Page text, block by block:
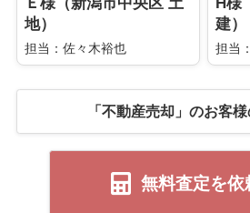
地）
担当：佐々木裕也
建）
担当
「不動産売却」のお客
無料査定を依